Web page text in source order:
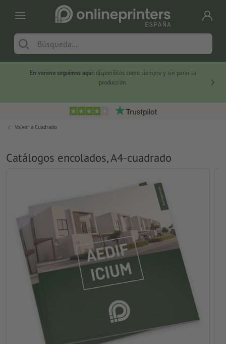
En verano seguimos aquí: disponibles como siempre y sin parar la
producción.
Volver a Cuadrado
Catálogos encolados, A4-cuadrado